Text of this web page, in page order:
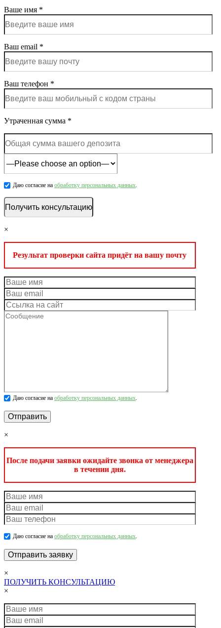
Ваше имя *
Ваш email *
Ваш телефон *
Утраченная сумма *
Даю согласие на обработку персональных данных.
×
Результат проверки сайта придёт на вашу почту
Даю согласие на обработку персональных данных.
×
После подачи заявки ожидайте звонка от менеджера
в течении дня.
Даю согласие на обработку персональных данных.
×
ПОЛУЧИТЬ КОНСУЛЬТАЦИЮ
×